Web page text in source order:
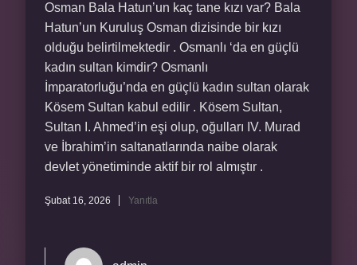
Osman Bala Hatun’un kaç tane kızı var? Bala
Hatun’un Kuruluş Osman dizisinde bir kızı
olduğu belirtilmektedir . Osmanlı ‘da en güçlü
kadın sultan kimdir? Osmanlı
İmparatorluğu’nda en güçlü kadın sultan olarak
Kösem Sultan kabul edilir . Kösem Sultan,
Sultan I. Ahmed’in eşi olup, oğulları IV. Murad
ve İbrahim’in saltanatlarında naibe olarak
devlet yönetiminde aktif bir rol almıştır .
Şubat 16, 2026 Yanıtla